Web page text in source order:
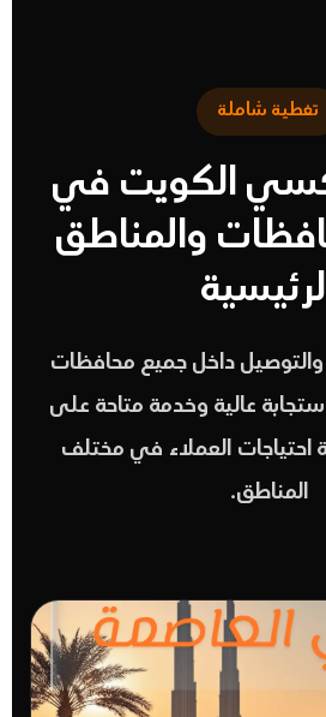
تغطية شاملة
الكويت في
والمناطق
داخل جميع محافظات
عالية وخدمة متاحة على
احتياجات العملاء في مختلف
المناطق.